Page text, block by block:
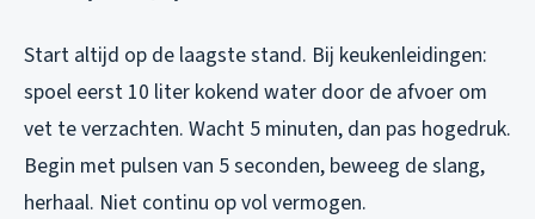
Start altijd op de laagste stand. Bij keukenleidingen:
spoel eerst 10 liter kokend water door de afvoer om
vet te verzachten. Wacht 5 minuten, dan pas hogedruk.
Begin met pulsen van 5 seconden, beweeg de slang,
herhaal. Niet continu op vol vermogen.